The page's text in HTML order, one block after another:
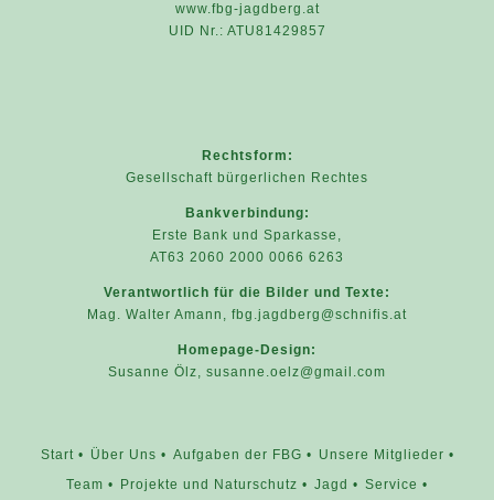
www.fbg-jagdberg.at
UID Nr.: ATU81429857
Rechtsform:
Gesellschaft bürgerlichen Rechtes
Bankverbindung:
Erste Bank und Sparkasse,
AT63 2060 2000 0066 6263
Verantwortlich für die Bilder und Texte:
Mag. Walter Amann, fbg.jagdberg@schnifis.at
Homepage-Design:
Susanne Ölz, susanne.oelz@gmail.com
Start Über Uns Aufgaben der FBG
Unsere Mitglieder
Team
Projekte und Naturschutz Jagd Service